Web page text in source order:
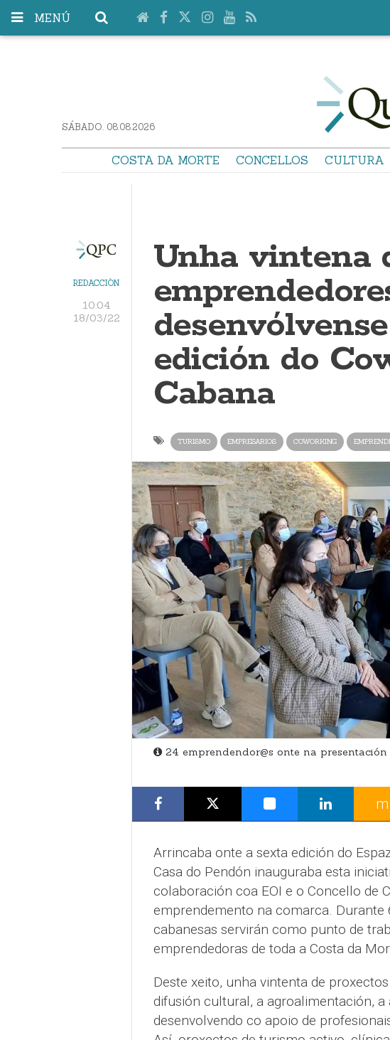
MENÚ
SÁBADO. 08.08.2026
COSTA DA MORTE CONCELLOS CULTURA
REDACCIÓN
10:04
18/03/22
Unha vintena
edición do
Cabana
TURISMO EMPRESARIOS COWORKING
24 emprendendor@s onte na presentación
m
Arrincaba onte a sexta edición do
Casa do Pendón inauguraba esta
colaboración coa EOI e o Concello de
emprendemento na comarca. Durante
cabanesas servirán como punto de
emprendedoras de toda a Costa da
Deste xeito, unha vintenta de
difusión cultural, a agroalimentación, a
desenvolvendo co apoio de